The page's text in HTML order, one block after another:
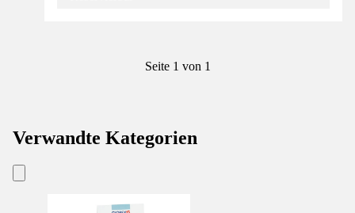
Seite 1 von 1
Verwandte Kategorien